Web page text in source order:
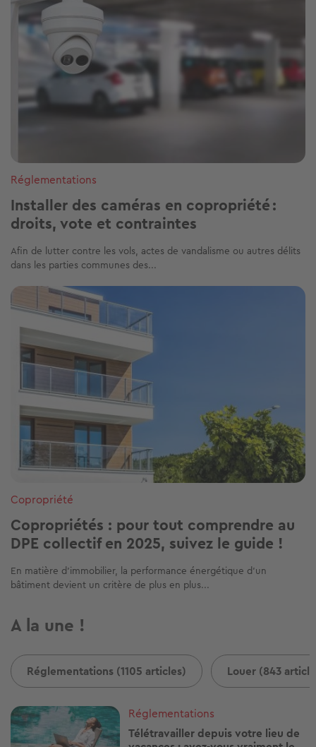
Réglementations
Installer des caméras en copropriété :
droits, vote et contraintes
Afin de lutter contre les vols, actes de vandalisme ou autres délits
dans les parties communes des...
Image
Copropriété
Copropriétés : pour tout comprendre au
DPE collectif en 2025, suivez le guide !
En matière d'immobilier, la performance énergétique d'un
bâtiment devient un critère de plus en plus...
A la une !
Réglementations (1105 articles) Louer (843
Image
Réglementations
Télétravailler depuis votre lieu de